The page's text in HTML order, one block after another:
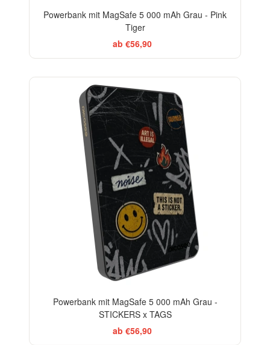
Powerbank mit MagSafe 5 000 mAh Grau - Pink
Tiger
ab €56,90
Powerbank mit MagSafe 5 000 mAh Grau -
STICKERS x TAGS
ab €56,90